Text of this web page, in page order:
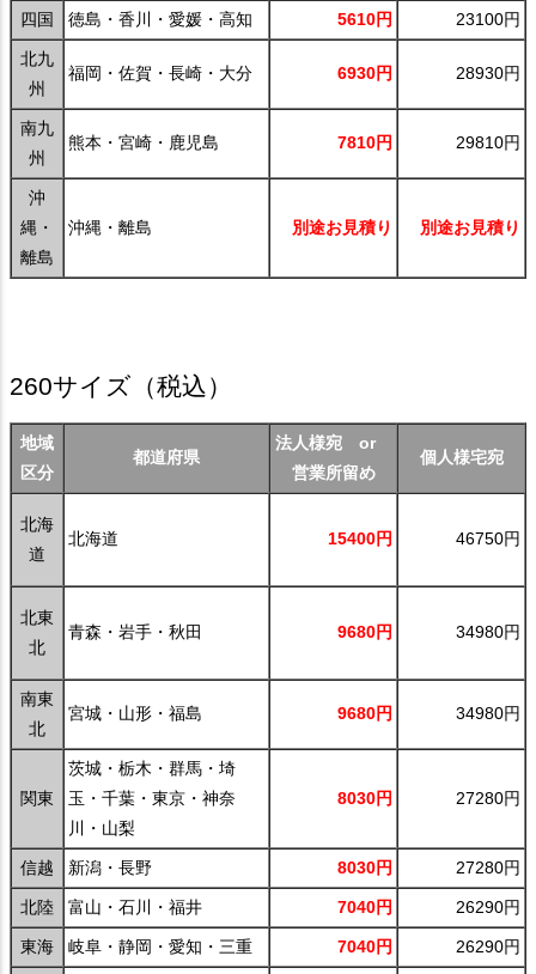
四国 徳島・香川・愛媛・高知 5610円 23100円
北九
州
福岡・佐賀・長崎・大分 6930円 28930円
南九
州
熊本・宮崎・鹿児島 7810円 29810円
沖
縄・
離島
沖縄・離島 別途お見積り 別途お見積り
260サイズ （税込）
地域
区分
都道府県
法人様宛 or
営業所留め
個人様宅宛
北海
道
北海道 15400円 46750円
北東
北
青森・岩手・秋田 9680円 34980円
南東
北
宮城・山形・福島 9680円 34980円
関東
茨城・栃木・群馬・埼
玉・千葉・東京・神奈
川・山梨
8030円 27280円
信越 新潟・長野 8030円 27280円
北陸 富山・石川・福井 7040円 26290円
東海 岐阜・静岡・愛知・三重 7040円 26290円